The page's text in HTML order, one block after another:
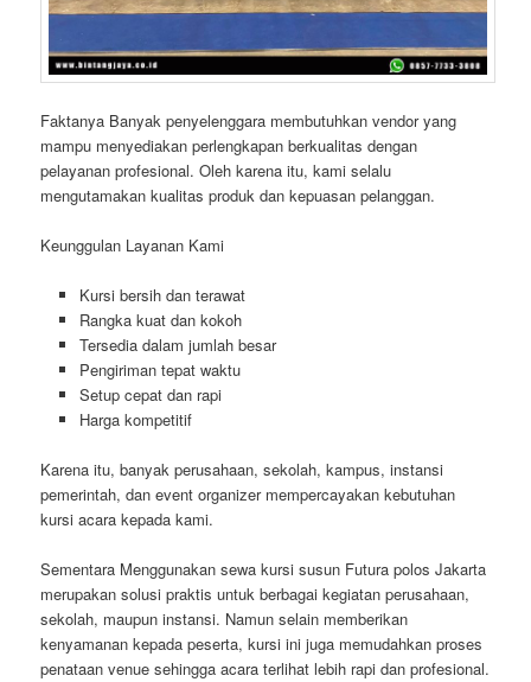
Faktanya Banyak penyelenggara membutuhkan vendor yang
mampu menyediakan perlengkapan berkualitas dengan
pelayanan profesional. Oleh karena itu, kami selalu
mengutamakan kualitas produk dan kepuasan pelanggan.
Keunggulan Layanan Kami
Kursi bersih dan terawat
Rangka kuat dan kokoh
Tersedia dalam jumlah besar
Pengiriman tepat waktu
Setup cepat dan rapi
Harga kompetitif
Karena itu, banyak perusahaan, sekolah, kampus, instansi
pemerintah, dan event organizer mempercayakan kebutuhan
kursi acara kepada kami.
Sementara Menggunakan sewa kursi susun Futura polos Jakarta
merupakan solusi praktis untuk berbagai kegiatan perusahaan,
sekolah, maupun instansi. Namun selain memberikan
kenyamanan kepada peserta, kursi ini juga memudahkan proses
penataan venue sehingga acara terlihat lebih rapi dan profesional.